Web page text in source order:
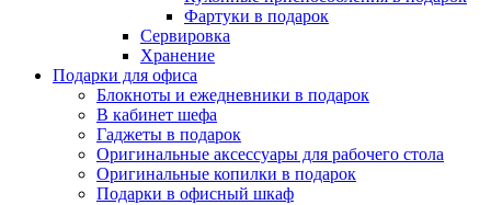
Фартуки в подарок
Сервировка
Хранение
Подарки для офиса
Блокноты и ежедневники в подарок
В кабинет шефа
Гаджеты в подарок
Оригинальные аксессуары для рабочего стола
Оригинальные копилки в подарок
Подарки в офисный шкаф